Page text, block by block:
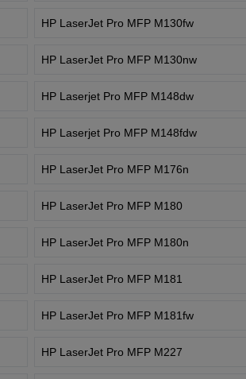
HP LaserJet Pro MFP M130fw
HP LaserJet Pro MFP M130nw
HP Laserjet Pro MFP M148dw
HP Laserjet Pro MFP M148fdw
HP LaserJet Pro MFP M176n
HP LaserJet Pro MFP M180
HP LaserJet Pro MFP M180n
HP LaserJet Pro MFP M181
HP LaserJet Pro MFP M181fw
HP LaserJet Pro MFP M227